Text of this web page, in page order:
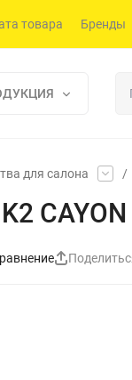
товара Бренды
для салона /